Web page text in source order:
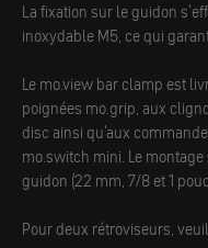
La fixation sur le guidon
inoxydable M5, ce qui
Le mo.view bar clamp est
poignées mo.grip, aux
disc ainsi qu'aux
mo.switch mini. Le
guidon (22 mm, 7/8 et 1
Pour deux rétroviseurs,